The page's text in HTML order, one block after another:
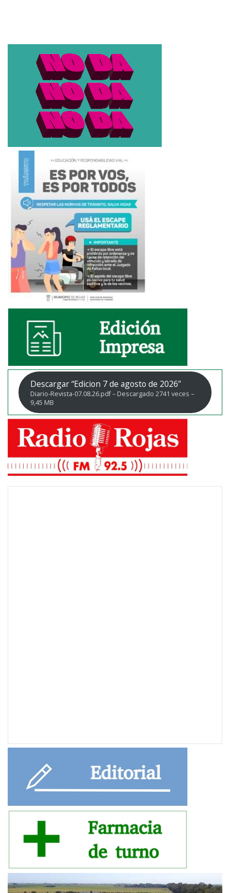
Descargar “Edicion 7 de agosto de 2026”
Diario-Revista-07.08.26.pdf – Descargado 2741 veces –
9,45 MB